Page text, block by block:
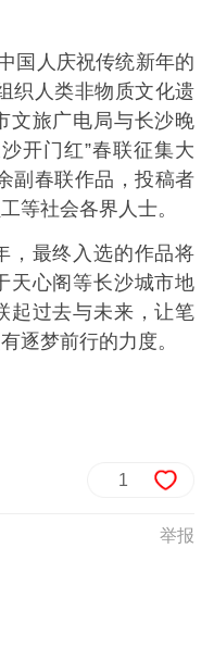
人庆祝传统新年的
织人类非物质文化遗
文旅广电局与长沙晚
开门红”春联征集大
副春联作品，投稿者
等社会各界人士。
最终入选的作品将
天心阁等长沙城市地
起过去与未来，让笔
逐梦前行的力度。
1
举报